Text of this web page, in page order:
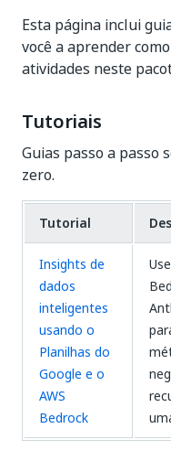
Esta página inclui
você a aprender
atividades neste
Tutoriais
Guias passo a passo
zero.
Tutorial
Insights de
dados
inteligentes
usando o
Planilhas do
Google e o
AWS
Bedrock